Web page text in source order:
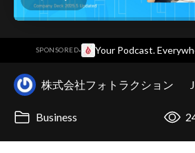
SPONSORED· Your Podcast.
株式会社フォトラクション
Business